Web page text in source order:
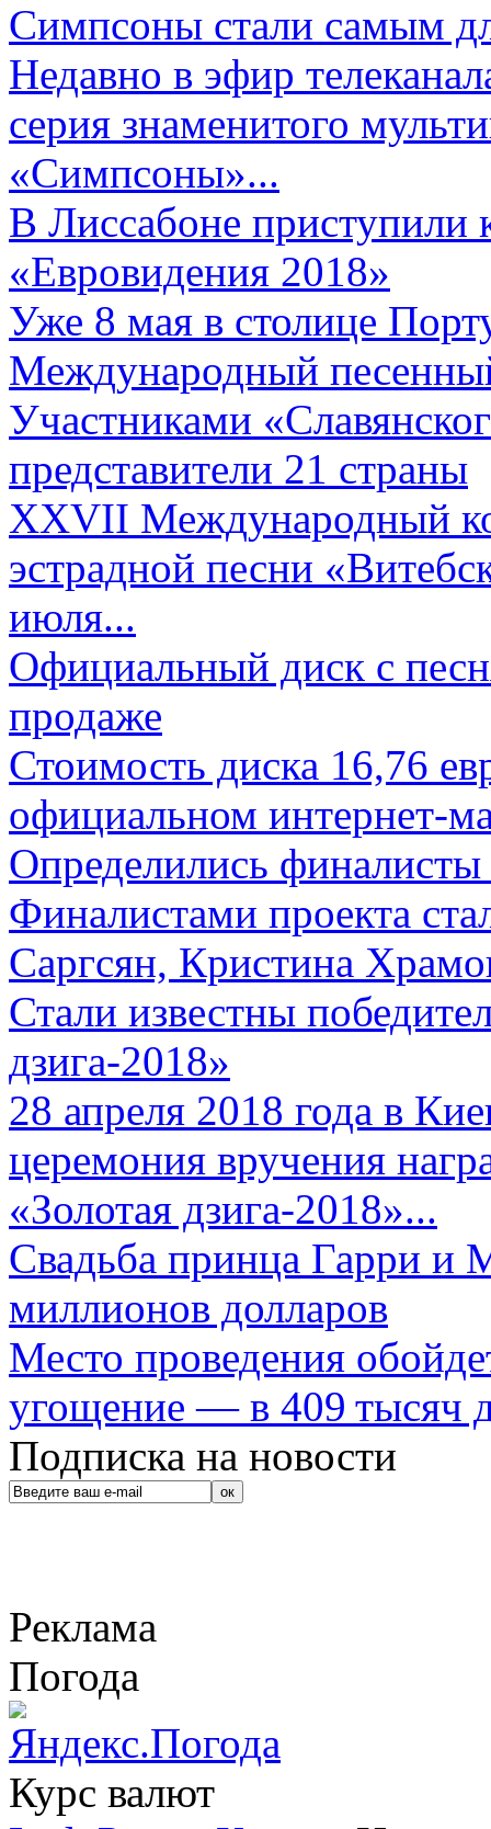
Симпсоны стали самым
Недавно в эфир
серия знаменитого
«Симпсоны»...
В Лиссабоне приступили
«Евровидения 2018»
Уже 8 мая в столице
Международный
Участниками
представители 21 страны
XXVII Международный
эстрадной песни
июля...
Официальный диск с
продаже
Стоимость диска 16,76
официальном интернет-
Определились
Финалистами проекта
Саргсян, Кристина
Стали известны
дзига-2018»
28 апреля 2018 года в
церемония вручения
«Золотая дзига-2018»...
Свадьба принца Гарри и
миллионов долларов
Место проведения
угощение — в 409 тысяч
Подписка на новости
Реклама
Погода
Курс валют